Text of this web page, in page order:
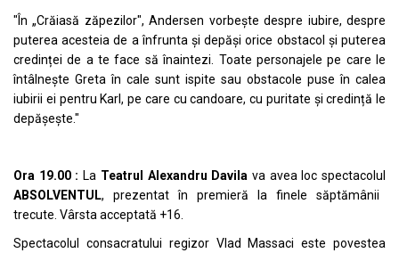
"În „Crăiasă zăpezilor", Andersen vorbește despre iubire, despre
puterea acesteia de a înfrunta și depăși orice obstacol și puterea
credinței de a te face să înaintezi. Toate personajele pe care le
întâlnește Greta în cale sunt ispite sau obstacole puse în calea
iubirii ei pentru Karl, pe care cu candoare, cu puritate și credință le
depășește."
Ora 19.00 : La Teatrul Alexandru Davila va avea loc spectacolul
ABSOLVENTUL, prezentat în premieră la finele săptămânii
trecute. Vârsta acceptată +16.
Spectacolul consacratului regizor Vlad Massaci este povestea